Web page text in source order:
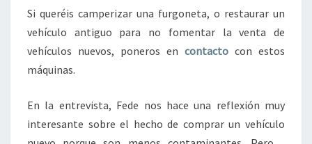
Si queréis camperizar una furgoneta, o restaurar un
vehículo antiguo para no fomentar la venta de
vehículos nuevos, poneros en contacto con estos
máquinas.
En la entrevista, Fede nos hace una reflexión muy
interesante sobre el hecho de comprar un vehículo